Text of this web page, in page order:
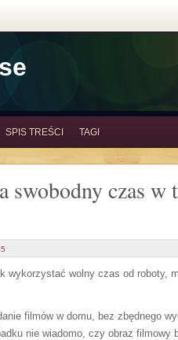
SPIS TREŚCI TAGI
swobodny czas
wykorzystać wolny czas od roboty,
filmów w domu, bez zbędnego
nie wiadomo, czy obraz filmowy